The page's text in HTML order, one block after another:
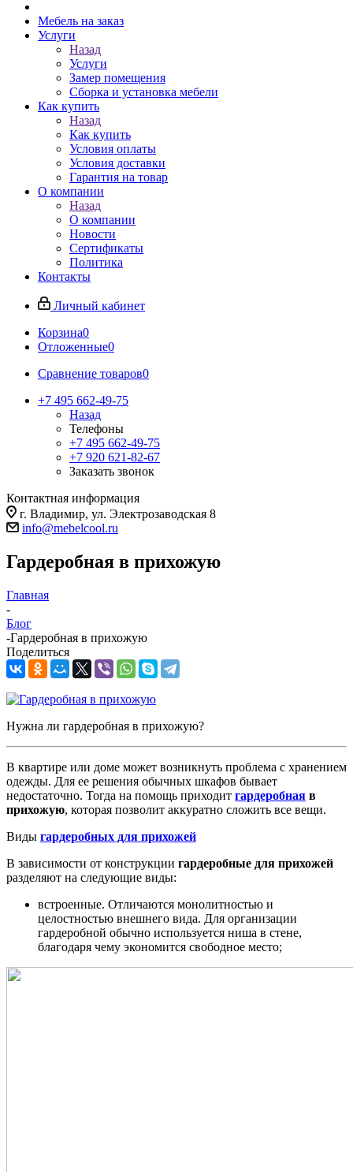
Мебель на заказ
Услуги
Назад
Услуги
Замер помещения
Сборка и установка мебели
Как купить
Назад
Как купить
Условия оплаты
Условия доставки
Гарантия на товар
О компании
Назад
О компании
Новости
Сертификаты
Политика
Контакты
Личный кабинет
Корзина0
Отложенные0
Сравнение товаров0
+7 495 662-49-75
Назад
Телефоны
+7 495 662-49-75
+7 920 621-82-67
Заказать звонок
Контактная информация
г. Владимир, ул. Электрозаводская 8
info@mebelcool.ru
Гардеробная в прихожую
Главная
-
Блог
-Гардеробная в прихожую
Поделиться
Нужна ли гардеробная в прихожую?
В квартире или доме может возникнуть проблема с хранением
одежды. Для ее решения обычных шкафов бывает
недостаточно. Тогда на помощь приходит гардеробная в
прихожую, которая позволит аккуратно сложить все вещи.
Виды гардеробных для прихожей
В зависимости от конструкции гардеробные для прихожей
разделяют на следующие виды:
встроенные. Отличаются монолитностью и
целостностью внешнего вида. Для организации
гардеробной обычно используется ниша в стене,
благодаря чему экономится свободное место;